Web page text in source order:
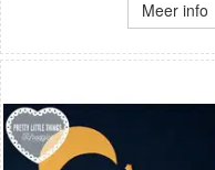
Meer info